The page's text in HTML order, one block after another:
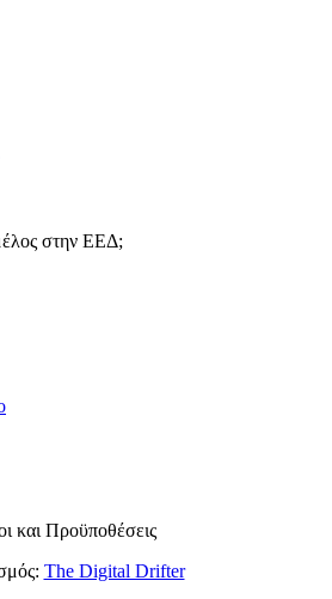
στην ΕΕΔ;
και Προϋποθέσεις
The Digital Drifter